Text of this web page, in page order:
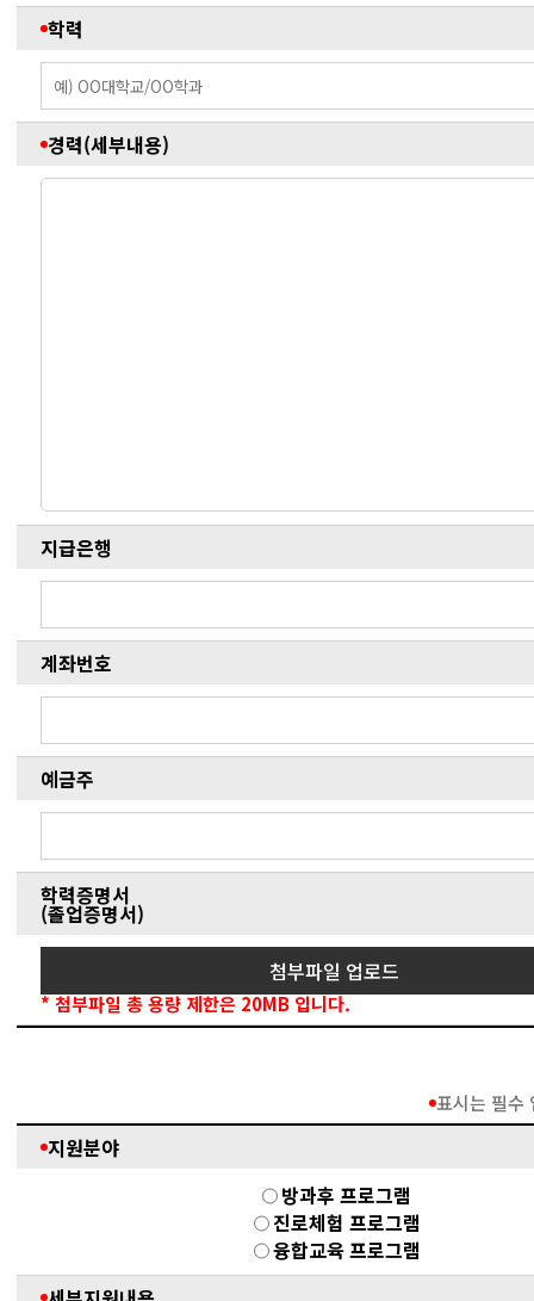
학력
경력(세부내용)
지급은행
계좌번호
예금주
학력증명서
(졸업증명서)
첨부파일 업로드
* 첨부파일 총 용량 제한은 20MB 입니다.
표시는 필수
지원분야
방과후 프로그램
진로체험 프로그램
융합교육 프로그램